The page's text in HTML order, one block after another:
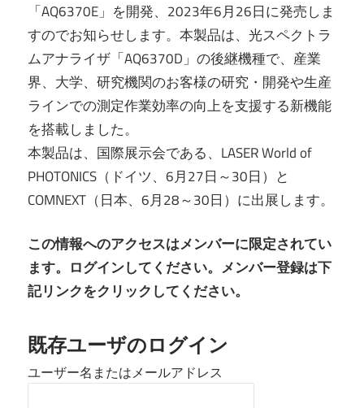
「AQ6370E」を開発、2023年6月26日に発売しま
すのでお知らせします。本製品は、光スペクトラ
ムアナライザ「AQ6370D」の後継機種で、産業
界、大学、研究機関のお客様の研究・開発や生産
ラインでの測定作業効率の向上を支援する新機能
を搭載しました。
本製品は、国際展示会である、LASER World of
PHOTONICS（ドイツ、6月27日～30日）と
COMNEXT（日本、6月28～30日）に出展します。
この情報へのアクセスはメンバーに限定されてい
ます。ログインしてください。メンバー登録は下
記リンクをクリックしてください。
既存ユーザのログイン
ユーザー名またはメールアドレス